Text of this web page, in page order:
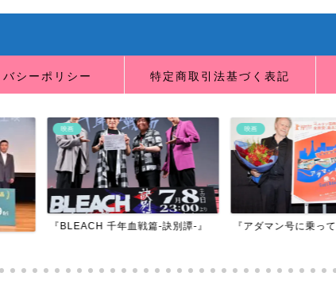
バシーポリシー 特定商取引法基づく表記
映画
『BLEACH 千年血戦篇-訣別譚-』
映画
『アダマン号に乗って』